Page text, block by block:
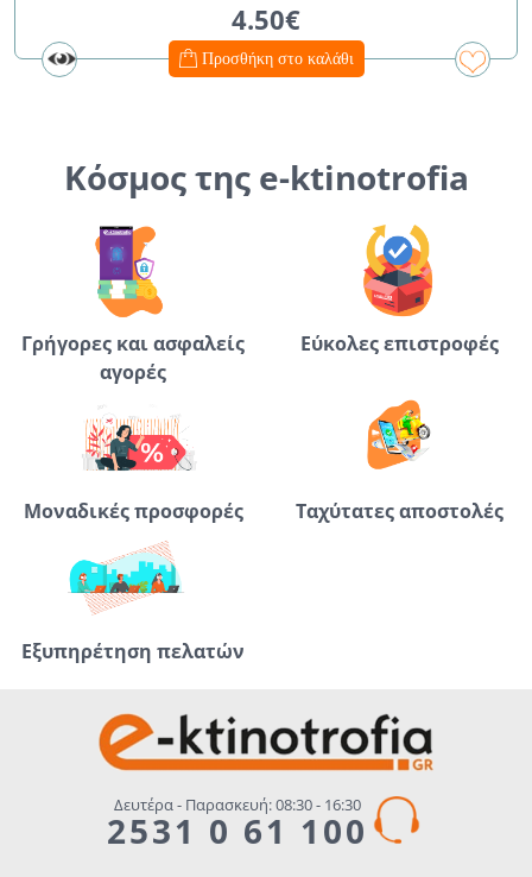
4.50€
Προσθήκη στο καλάθι
Κόσμος της e-ktinotrofia
Γρήγορες και ασφαλείς
αγορές
Εύκολες επιστροφές
Μοναδικές προσφορές Ταχύτατες αποστολές
Εξυπηρέτηση πελατών
Δευτέρα - Παρασκευή: 08:30 - 16:30
2531 0 61 100